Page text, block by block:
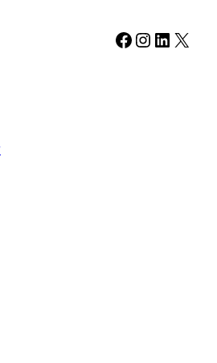
Facebook Instagram LinkedIn X